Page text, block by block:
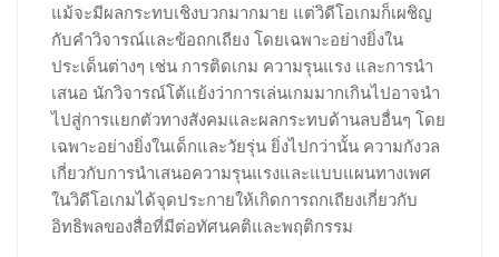
แม้จะมีผลกระทบเชิงบวกมากมาย แต่วิดีโอเกมก็เผชิญ
กับคำวิจารณ์และข้อถกเถียง โดยเฉพาะอย่างยิ่งใน
ประเด็นต่างๆ เช่น การติดเกม ความรุนแรง และการนำ
เสนอ นักวิจารณ์โต้แย้งว่าการเล่นเกมมากเกินไปอาจนำ
ไปสู่การแยกตัวทางสังคมและผลกระทบด้านลบอื่นๆ โดย
เฉพาะอย่างยิ่งในเด็กและวัยรุ่น ยิ่งไปกว่านั้น ความกังวล
เกี่ยวกับการนำเสนอความรุนแรงและแบบแผนทางเพศ
ในวิดีโอเกมได้จุดประกายให้เกิดการถกเถียงเกี่ยวกับ
อิทธิพลของสื่อที่มีต่อทัศนคติและพฤติกรรม